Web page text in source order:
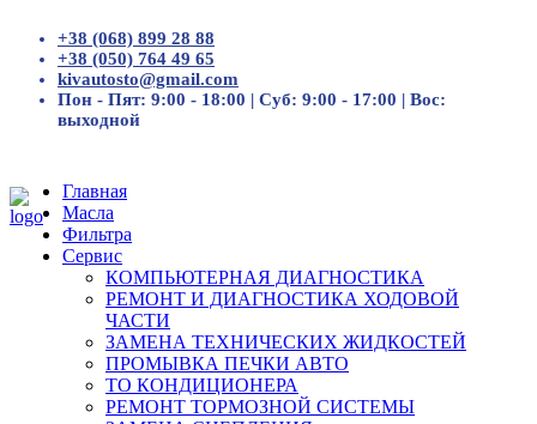
+38 (068) 899 28 88
+38 (050) 764 49 65
kivautosto@gmail.com
Пон - Пят: 9:00 - 18:00 | Суб: 9:00 - 17:00 | Вос:
выходной
Главная
Масла
Фильтра
Сервис
КОМПЬЮТЕРНАЯ ДИАГНОСТИКА
РЕМОНТ И ДИАГНОСТИКА ХОДОВОЙ
ЧАСТИ
ЗАМЕНА ТЕХНИЧЕСКИХ ЖИДКОСТЕЙ
ПРОМЫВКА ПЕЧКИ АВТО
ТО КОНДИЦИОНЕРА
РЕМОНТ ТОРМОЗНОЙ СИСТЕМЫ